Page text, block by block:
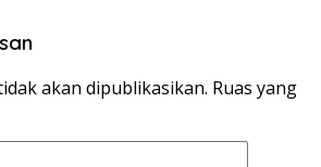
akan dipublikasikan. Ruas yang